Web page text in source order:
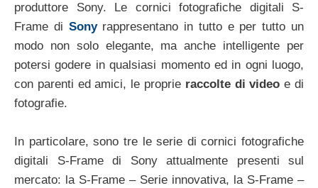
produttore Sony. Le cornici fotografiche digitali S-
Frame di Sonyrappresentano in tutto e per tutto un
modo non solo elegante, ma anche intelligente per
potersi godere in qualsiasi momento ed in ogni luogo,
con parenti ed amici, le proprie raccolte di video e di
fotografie.
In particolare, sono tre le serie di cornici fotografiche
digitali S-Frame di Sony attualmente presenti sul
mercato: la S-Frame – Serie innovativa, la S-Frame –